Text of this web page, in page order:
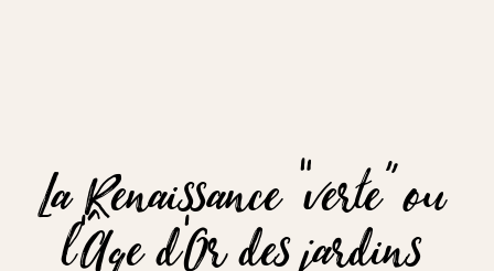
La Renaissance “verte” ou